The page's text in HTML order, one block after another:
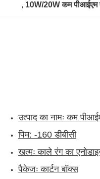
, 10W/20W कम पीआईएम
उत्पाद का नामः कम
पिम: -160 डीबीसी
खत्मः काले रंग का
पैकेजः कार्टन बॉक्स